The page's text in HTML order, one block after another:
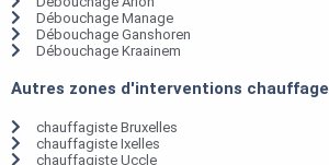
Débouchage Manage
Débouchage Ganshoren
Débouchage Kraainem
Autres zones d'interventions chauffage
chauffagiste Bruxelles
chauffagiste Ixelles
chauffagiste Uccle